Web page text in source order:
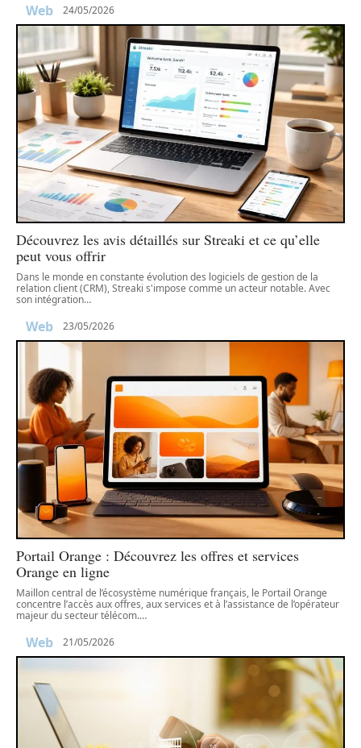
Web 24/05/2026
Découvrez les avis détaillés sur Streaki et ce qu’elle
peut vous offrir
Dans le monde en constante évolution des logiciels de gestion de la
relation client (CRM), Streaki s'impose comme un acteur notable. Avec
son intégration…
Web 23/05/2026
Portail Orange : Découvrez les offres et services
Orange en ligne
Maillon central de l’écosystème numérique français, le Portail Orange
concentre l’accès aux offres, aux services et à l’assistance de l’opérateur
majeur du secteur télécom.…
Web 21/05/2026